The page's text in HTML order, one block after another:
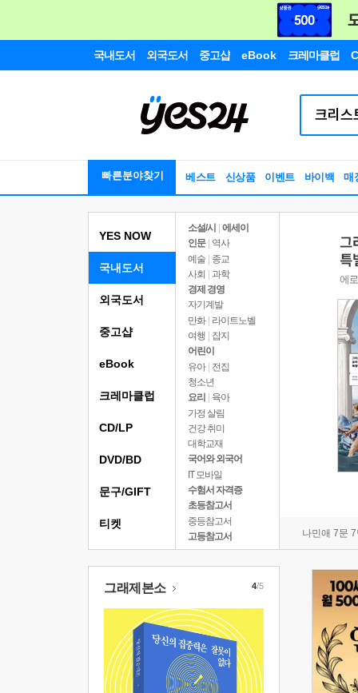
국내도서 외국도서 중고샵 eBook 크레마클럽
빠른분야찾기 베스트 신상품 이벤트 바이백 매
YES NOW
국내도서
소설/시
에세이
인문
역사
예술 | 종교
사회 | 과학
경제 경영
자기계발
만화 | 라이트노벨
여행
잡지
어린이
유아 | 전집
청소년
요리
육아
가정 살림
건강 취미
대학교재
국어와 외국어
IT 모바일
수험서 자격증
초등참고서
중등참고서
고등참고서
나민애 7문
외국도서
중고샵
eBook
크레마클럽
CD/LP
DVD/BD
문구/GIFT
티켓
그래제본소 4/5